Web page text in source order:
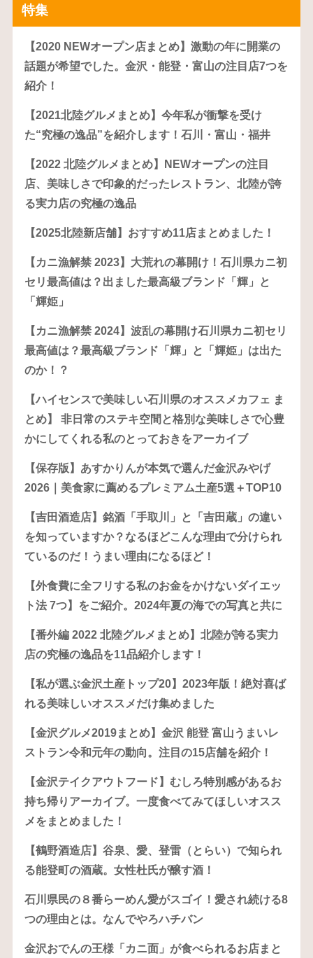
特集
【2020 NEWオープン店まとめ】激動の年に開業の
話題が希望でした。金沢・能登・富山の注目店7つを
紹介！
【2021北陸グルメまとめ】今年私が衝撃を受け
た“究極の逸品”を紹介します！石川・富山・福井
【2022 北陸グルメまとめ】NEWオープンの注目
店、美味しさで印象的だったレストラン、北陸が誇
る実力店の究極の逸品
【2025北陸新店舗】おすすめ11店まとめました！
【カニ漁解禁 2023】大荒れの幕開け！石川県カニ初
セリ最高値は？出ました最高級ブランド「輝」と
「輝姫」
【カニ漁解禁 2024】波乱の幕開け石川県カニ初セリ
最高値は？最高級ブランド「輝」と「輝姫」は出た
のか！？
【ハイセンスで美味しい石川県のオススメカフェ ま
とめ】 非日常のステキ空間と格別な美味しさで心豊
かにしてくれる私のとっておきをアーカイブ
【保存版】あすかりんが本気で選んだ金沢みやげ
2026｜美食家に薦めるプレミアム土産5選＋TOP10
【吉田酒造店】銘酒「手取川」と「吉田蔵」の違い
を知っていますか？なるほどこんな理由で分けられ
ているのだ！うまい理由になるほど！
【外食費に全フリする私のお金をかけないダイエッ
ト法 7つ】をご紹介。2024年夏の海での写真と共に
【番外編 2022 北陸グルメまとめ】北陸が誇る実力
店の究極の逸品を11品紹介します！
【私が選ぶ金沢土産トップ20】2023年版！絶対喜ば
れる美味しいオススメだけ集めました
【金沢グルメ2019まとめ】金沢 能登 富山うまいレ
ストラン令和元年の動向。注目の15店舗を紹介！
【金沢テイクアウトフード】むしろ特別感があるお
持ち帰りアーカイブ。一度食べてみてほしいオスス
メをまとめました！
【鶴野酒造店】谷泉、愛、登雷（とらい）で知られ
る能登町の酒蔵。女性杜氏が醸す酒！
石川県民の８番らーめん愛がスゴイ！愛され続ける8
つの理由とは。なんでやろハチバン
金沢おでんの王様「カニ面」が食べられるお店まと